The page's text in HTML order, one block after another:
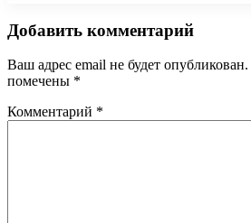
Добавить комментарий
Ваш адрес email не будет опубликован.
помечены *
Комментарий *